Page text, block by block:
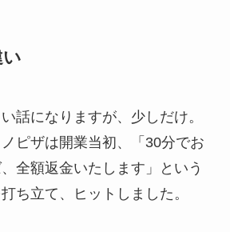
い
話になりますが、少しだけ。
ピザは開業当初、「30分でお
全額返金いたします」という
ち立て、ヒットしました。